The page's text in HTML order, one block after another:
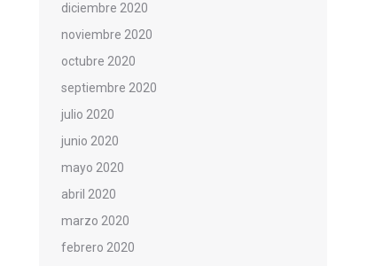
diciembre 2020
noviembre 2020
octubre 2020
septiembre 2020
julio 2020
junio 2020
mayo 2020
abril 2020
marzo 2020
febrero 2020